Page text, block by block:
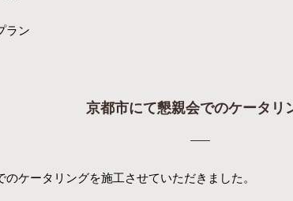
ラン
京都市にて懇親会でのケータリ
ケータリングを施工させていただきました。